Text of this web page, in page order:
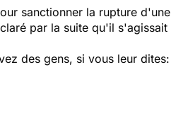
sanctionner la rupture d'une
par la suite qu'il s'agissait
des gens, si vous leur dites: